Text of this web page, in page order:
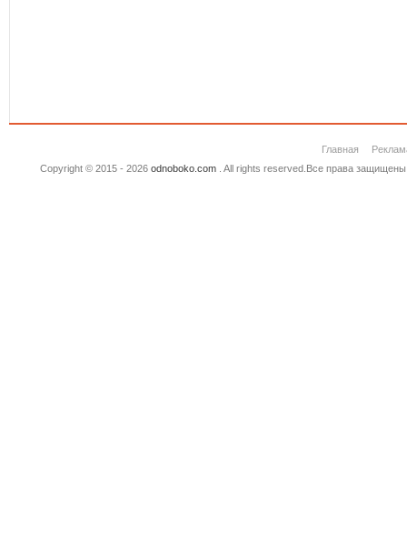
Главная
Copyright © 2015 - 2026 odnoboko.com. All rights reserved.Все права защищены.